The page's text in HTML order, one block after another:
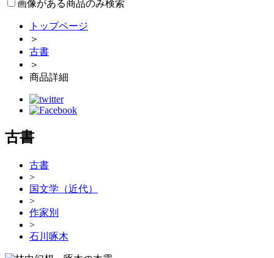
画像がある商品のみ検索
トップページ
＞
古書
＞
商品詳細
古書
古書
>
国文学（近代）
>
作家別
>
石川啄木